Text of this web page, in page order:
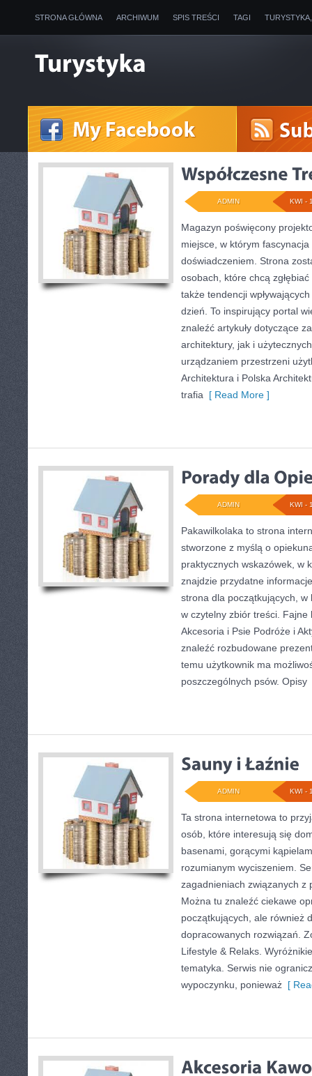
STRONA GŁÓWNA ARCHIWUM SPIS TREŚCI TAGI
KWI -
ADMIN
Magazyn poświęcony
miejsce, w którym
doświadczeniem. Strona
osobach, które chcą
także tendencji
dzień. To inspirujący portal
znaleźć artykuły dotyczące
architektury, jak i
urządzaniem przestrzeni
Architektura i Polska
trafia [ Read More ]
KWI -
ADMIN
Pakawilkolaka to strona
stworzone z myślą o
praktycznych wskazówek, w
znajdzie przydatne
strona dla początkujących, w
w czytelny zbiór treści.
Akcesoria i Psie Podróże i
znaleźć rozbudowane
temu użytkownik ma
poszczególnych psów. Opisy
KWI -
ADMIN
Ta strona internetowa to
osób, które interesują się
basenami, gorącymi
rozumianym wyciszeniem.
zagadnieniach związanych z
Można tu znaleźć ciekawe
początkujących, ale również
dopracowanych rozwiązań.
Lifestyle & Relaks.
tematyka. Serwis nie
wypoczynku, ponieważ [